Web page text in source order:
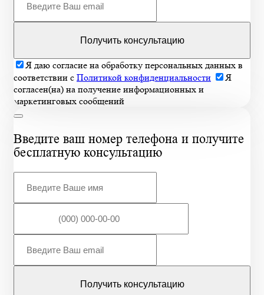
Получить консультацию
Я даю согласие на обработку персональных данных в
соответствии с Политикой конфиденциальности
Я
согласен(на) на получение информационных и
маркетинговых сообщений
Введите ваш номер телефона и получите
бесплатную консультацию
Получить консультацию